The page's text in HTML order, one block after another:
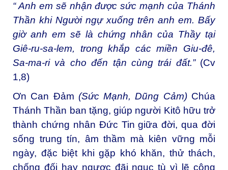
“ Anh em sẽ nhận được sức mạnh của Thánh
Thần khi Người ngự xuống trên anh em. Bấy
giờ anh em sẽ là chứng nhân của Thầy tại
Giê-ru-sa-lem, trong khắp các miền Giu-đê,
Sa-ma-ri và cho đến tận cùng trái đất.” (Cv
1,8)
Ơn Can Đảm (Sức Mạnh, Dũng Cảm)Chúa
Thánh Thần ban tặng, giúp người Kitô hữu trở
thành chứng nhân Đức Tin giữa đời, qua đời
sống trung tín, âm thầm mà kiên vững mỗi
ngày, đặc biệt khi gặp khó khăn, thử thách,
chống đối hay ngược đãi ngục tù vì lẽ công